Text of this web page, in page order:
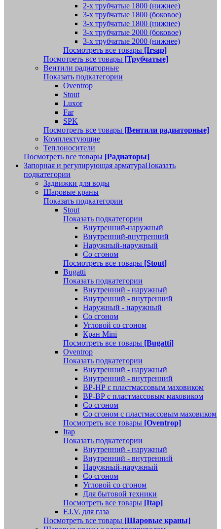
2-х трубчатые 1800 (нижнее)
3-х трубчатые 1800 (боковое)
3-х трубчатые 1800 (нижнее)
3-х трубчатые 2000 (боковое)
3-х трубчатые 2000 (нижнее)
Посмотреть все товары [Irsap]
Посмотреть все товары [Трубчатые]
Вентили радиаторные
Показать подкатегории
Oventrop
Stout
Luxor
Far
SPK
Посмотреть все товары [Вентили радиаторные]
Комплектующие
Теплоносители
Посмотреть все товары [Радиаторы]
Запорная и регулирующая арматураПоказать
подкатегории
Задвижки для воды
Шаровые краны
Показать подкатегории
Stout
Показать подкатегории
Внутренний-наружный
Внутренний-внутренний
Наружный-наружный
Со сгоном
Посмотреть все товары [Stout]
Bugatti
Показать подкатегории
Внутренний - наружный
Внутренний - внутренний
Наружный - наружный
Со сгоном
Угловой со сгоном
Кран Mini
Посмотреть все товары [Bugatti]
Oventrop
Показать подкатегории
Внутренний - наружный
Внутренний - внутренний
ВР-НР с пластмассовым маховиком
ВР-ВР с пластмассовым маховиком
Со сгоном
Со сгоном с пластмассовым маховиком
Посмотреть все товары [Oventrop]
Itap
Показать подкатегории
Внутренний - наружный
Внутренний - внутренний
Наружный-наружный
Со сгоном
Угловой со сгоном
Для бытовой техники
Посмотреть все товары [Itap]
F.I.V. для газа
Посмотреть все товары [Шаровые краны]